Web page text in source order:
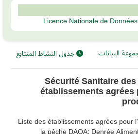
Licence Nationale de
البيانات جدول النشاط المتتابع
Sécurité Sanitaire
établissements
Liste des établissements agrées